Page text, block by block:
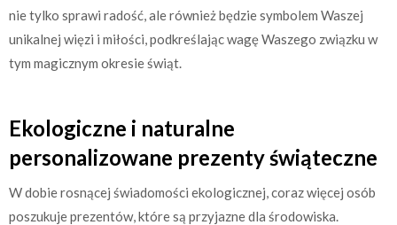
nie tylko sprawi radość, ale również będzie symbolem Waszej
unikalnej więzi i miłości, podkreślając wagę Waszego związku w
tym magicznym okresie świąt.
Ekologiczne i naturalne
personalizowane prezenty świąteczne
W dobie rosnącej świadomości ekologicznej, coraz więcej osób
poszukuje prezentów, które są przyjazne dla środowiska.